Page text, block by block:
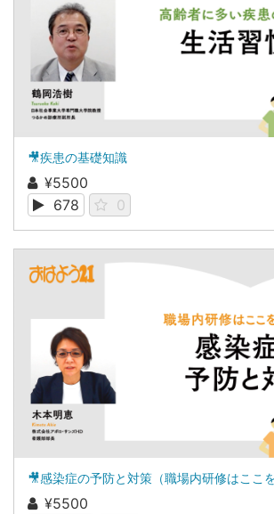
🎥疾患の基礎知識
¥5500
678
0
🎥感染症の予防と対策（職場内研修はここ
¥5500